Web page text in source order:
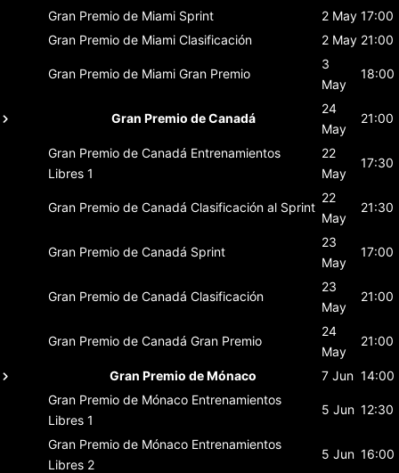
Gran Premio de Miami Sprint 2 May 17:00
Gran Premio de Miami Clasificación 2 May 21:00
Gran Premio de Miami Gran Premio
3
May
18:00
Gran Premio de Canadá
24
May
21:00
Gran Premio de Canadá Entrenamientos
Libres 1
22
May
17:30
Gran Premio de Canadá Clasificación al Sprint
22
May
21:30
Gran Premio de Canadá Sprint
23
May
17:00
Gran Premio de Canadá Clasificación
23
May
21:00
Gran Premio de Canadá Gran Premio
24
May
21:00
Gran Premio de Mónaco 7 Jun 14:00
Gran Premio de Mónaco Entrenamientos
Libres 1
5 Jun 12:30
Gran Premio de Mónaco Entrenamientos
Libres 2
5 Jun 16:00